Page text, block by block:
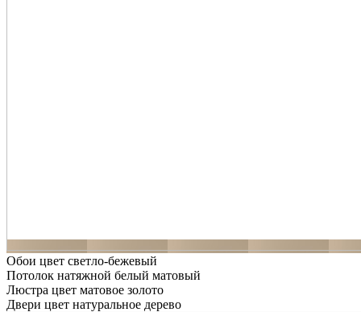
Обои цвет светло-бежевый
Потолок натяжной белый матовый
Люстра цвет матовое золото
Двери цвет натуральное дерево